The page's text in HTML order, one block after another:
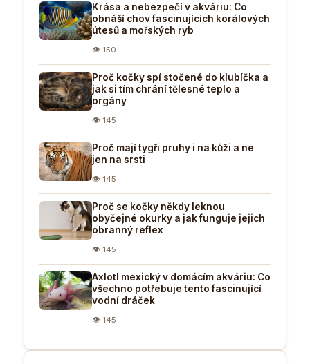
Krása a nebezpečí v akváriu: Co
obnáší chov fascinujících korálových
útesů a mořských ryb
👁 150
Proč kočky spí stočené do klubíčka a
jak si tím chrání tělesné teplo a
orgány
👁 145
Proč mají tygři pruhy i na kůži a ne
jen na srsti
👁 145
Proč se kočky někdy leknou
obyčejné okurky a jak funguje jejich
obranný reflex
👁 145
Axlotl mexický v domácím akváriu: Co
všechno potřebuje tento fascinující
vodní dráček
👁 145